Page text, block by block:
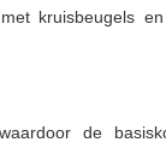
kruisbeugels
de